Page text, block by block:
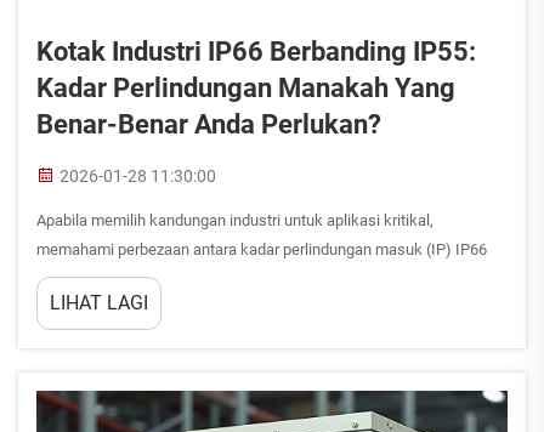
Kotak Industri IP66 Berbanding IP55:
Kadar Perlindungan Manakah Yang
Benar-Benar Anda Perlukan?
2026-01-28 11:30:00
Apabila memilih kandungan industri untuk aplikasi kritikal,
memahami perbezaan antara kadar perlindungan masuk (IP) IP66
dan IP55 menjadi penting untuk memastikan perlindungan dan
prestasi yang optimum. Kadar perlindungan masuk ini menentukan
sebaik mana peralatan elektronik anda...
LIHAT LAGI